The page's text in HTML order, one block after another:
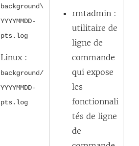
background\
YYYYMMDD-
pts.log
Linux :
background/
YYYYMMDD-
pts.log
rmtadmin :
utilitaire de
ligne de
commande
qui expose
les
fonctionnali
tés de ligne
de